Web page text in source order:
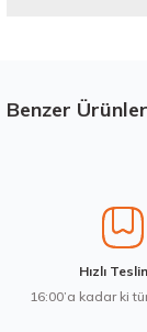
Görüş ve önerileriniz
Ürün bilgilerinde
Ürün fiyatı diğer
Bu ürüne benzer
Benzer Ürünler
Goodyear 205/
Hızlı
16:00’a kadar ki